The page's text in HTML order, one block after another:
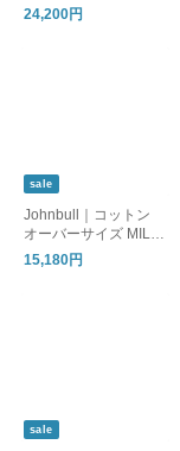
パンツ cs41-mp18
24,200円
sale
Johnbull｜コットン
オーバーサイズ MIL
サロペットパンツ jl25
3p09-fn
15,180円
sale